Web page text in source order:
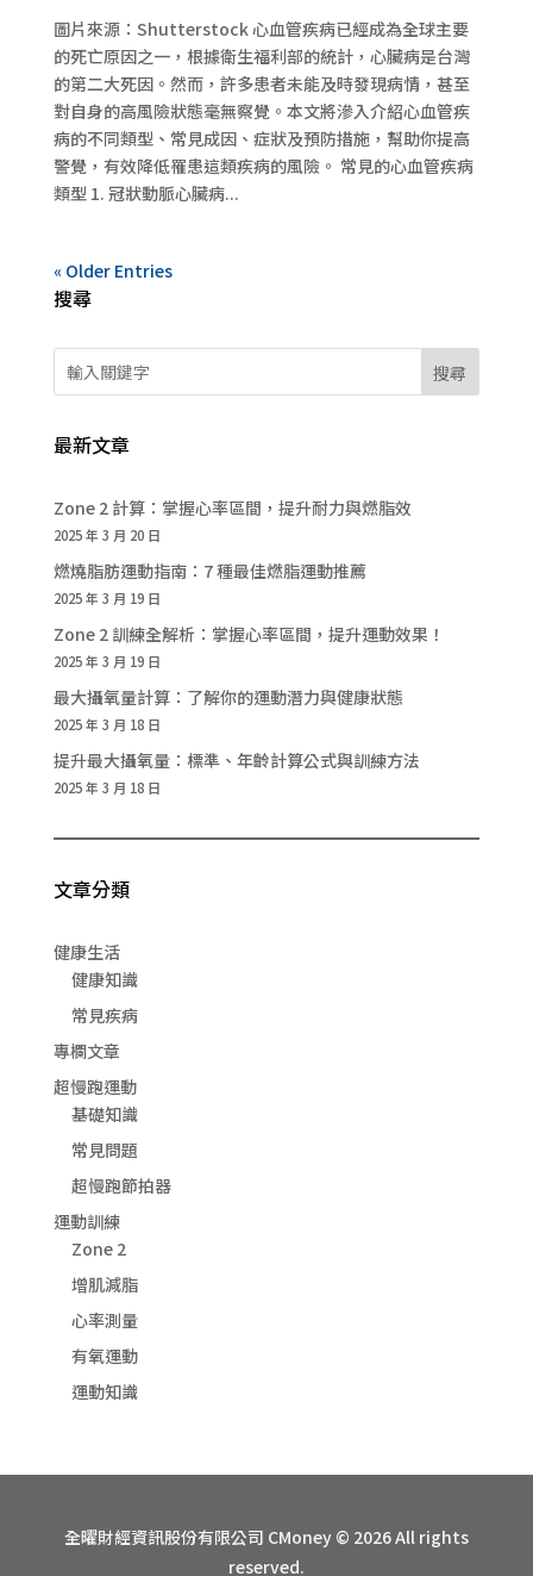
圖片來源：Shutterstock 心血管疾病已經成為全球主要
的死亡原因之一，根據衛生福利部的統計，心臟病是台灣
的第二大死因。然而，許多患者未能及時發現病情，甚至
對自身的高風險狀態毫無察覺。本文將滲入介紹心血管疾
病的不同類型、常見成因、症狀及預防措施，幫助你提高
警覺，有效降低罹患這類疾病的風險。 常見的心血管疾病
類型 1. 冠狀動脈心臟病...
« Older Entries
搜尋
搜尋
最新文章
Zone 2 計算：掌握心率區間，提升耐力與燃脂效
2025 年 3 月 20 日
燃燒脂肪運動指南：7 種最佳燃脂運動推薦
2025 年 3 月 19 日
Zone 2 訓練全解析：掌握心率區間，提升運動效果！
2025 年 3 月 19 日
最大攝氧量計算：了解你的運動潛力與健康狀態
2025 年 3 月 18 日
提升最大攝氧量：標準、年齡計算公式與訓練方法
2025 年 3 月 18 日
文章分類
健康生活
健康知識
常見疾病
專欄文章
超慢跑運動
基礎知識
常見問題
超慢跑節拍器
運動訓練
Zone 2
增肌減脂
心率測量
有氧運動
運動知識
全曜財經資訊股份有限公司 CMoney © 2026 All rights
reserved.